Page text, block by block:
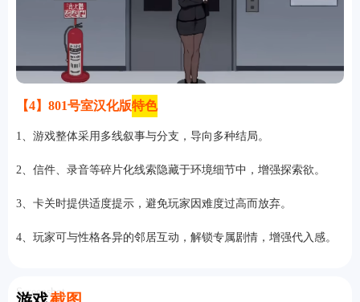
【4】801号室汉化版特色
1、游戏整体采用多线叙事与分支，导向多种结局。
2、信件、录音等碎片化线索隐藏于环境细节中，增强探索欲。
3、卡关时提供适度提示，避免玩家因难度过高而放弃。
4、玩家可与性格各异的邻居互动，解锁专属剧情，增强代入感。
Screenshot